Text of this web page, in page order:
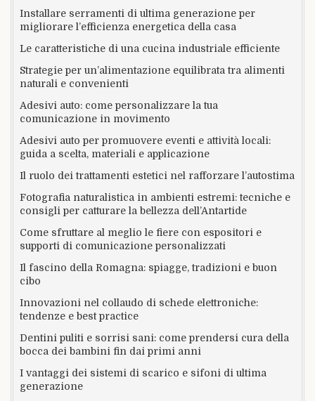
Installare serramenti di ultima generazione per
migliorare l’efficienza energetica della casa
Le caratteristiche di una cucina industriale efficiente
Strategie per un’alimentazione equilibrata tra alimenti
naturali e convenienti
Adesivi auto: come personalizzare la tua
comunicazione in movimento
Adesivi auto per promuovere eventi e attività locali:
guida a scelta, materiali e applicazione
Il ruolo dei trattamenti estetici nel rafforzare l’autostima
Fotografia naturalistica in ambienti estremi: tecniche e
consigli per catturare la bellezza dell’Antartide
Come sfruttare al meglio le fiere con espositori e
supporti di comunicazione personalizzati
Il fascino della Romagna: spiagge, tradizioni e buon
cibo
Innovazioni nel collaudo di schede elettroniche:
tendenze e best practice
Dentini puliti e sorrisi sani: come prendersi cura della
bocca dei bambini fin dai primi anni
I vantaggi dei sistemi di scarico e sifoni di ultima
generazione